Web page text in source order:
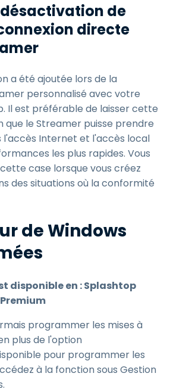
de
directe
a été ajoutée lors de la
personnalisé avec votre
Il est préférable de laisser cette
que le Streamer puisse prendre
l'accès Internet et l'accès local
les plus rapides. Vous
case lorsque vous créez
des situations où la conformité
de Windows
disponible en : Splashtop
programmer les mises à
plus de l'option
pour programmer les
à la fonction sous Gestion